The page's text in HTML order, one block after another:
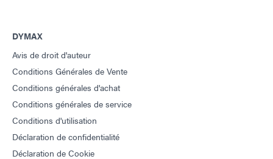
DYMAX
Avis de droit d'auteur
Conditions Générales de Vente
Conditions générales d'achat
Conditions générales de service
Conditions d'utilisation
Déclaration de confidentialité
Déclaration de Cookie